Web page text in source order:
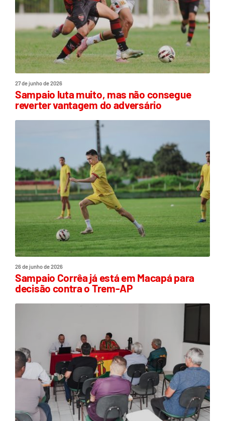
27 de junho de 2026
Sampaio luta muito, mas não consegue
reverter vantagem do adversário
26 de junho de 2026
Sampaio Corrêa já está em Macapá para
decisão contra o Trem-AP